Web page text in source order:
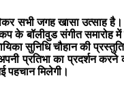
सभी जगह खासा उत्साह
के बॉलीवुड संगीत समारोह
सुनिधि चौहान की
प्रतिभा का प्रदर्शन
पहचान मिलेगी।